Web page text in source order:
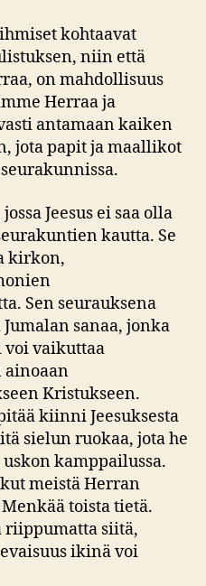
kohtaavat
niin että
on mahdollisuus
Herraa ja
antamaan kaiken
jota papit ja maallikot
Jeesus ei saa olla
kautta. Se
kirkon,
Sen seurauksena
sanaa, jonka
voi vaikuttaa
ainoaan
Kristukseen.
kiinni Jeesuksesta
sielun ruokaa, jota he
kamppailussa.
meistä Herran
toista tietä.
riippumatta siitä,
ikinä voi